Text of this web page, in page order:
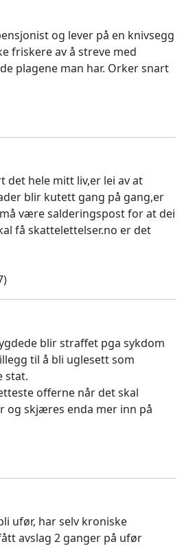
og lever på en knivsegg
friskere av å streve med
plagene man har. Orker snart
det hele mitt liv,er lei av at
blir kutett gang på gang,er
være salderingspost for at dei
få skattelettelser.no er det
blir straffet pga sykdom
til å bli uglesett som
stat.
offerne når det skal
og skjæres enda mer inn på
ufør, har selv kroniske
avslag 2 ganger på ufør